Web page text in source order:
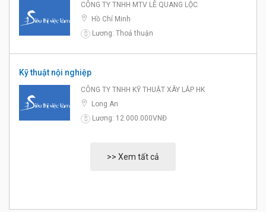
CÔNG TY TNHH MTV LÊ QUANG LỘC
Hồ Chí Minh
$
Lương: Thoả thuận
Kỹ thuật nội nghiệp
CÔNG TY TNHH KỸ THUẬT XÂY LẮP HK
Long An
$
Lương: 12.000.000VNĐ
>> Xem tất cả